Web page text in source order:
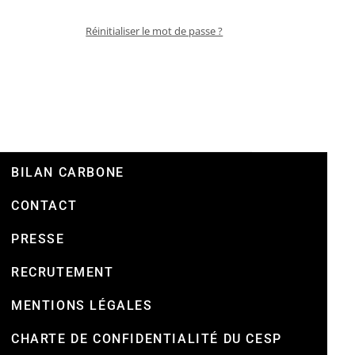
Réinitialiser le mot de passe ?
BILAN CARBONE
CONTACT
PRESSE
RECRUTEMENT
MENTIONS LÉGALES
CHARTE DE CONFIDENTIALITÉ DU CESP